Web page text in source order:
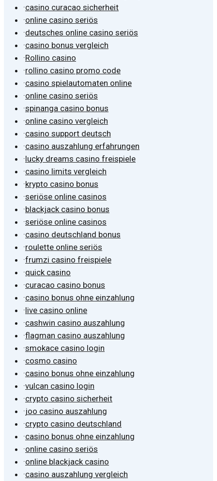
·casino curacao sicherheit
·online casino seriös
·deutsches online casino seriös
·casino bonus vergleich
·Rollino casino
·rollino casino promo code
·casino spielautomaten online
·online casino seriös
·spinanga casino bonus
·online casino vergleich
·casino support deutsch
·casino auszahlung erfahrungen
·lucky dreams casino freispiele
·casino limits vergleich
·krypto casino bonus
·seriöse online casinos
·blackjack casino bonus
·seriöse online casinos
·casino deutschland bonus
·roulette online seriös
·frumzi casino freispiele
·quick casino
·curacao casino bonus
·casino bonus ohne einzahlung
·live casino online
·cashwin casino auszahlung
·flagman casino auszahlung
·smokace casino login
·cosmo casino
·casino bonus ohne einzahlung
·vulcan casino login
·crypto casino sicherheit
·joo casino auszahlung
·crypto casino deutschland
·casino bonus ohne einzahlung
·online casino seriös
·online blackjack casino
·casino auszahlung vergleich